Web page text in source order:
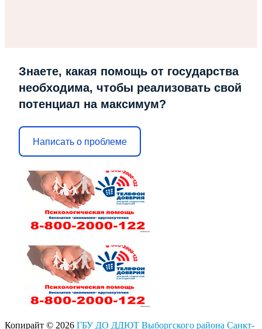
Знаете, какая помощь от государства
необходима, чтобы реализовать свой
потенциал на максимум?
Написать о проблеме
Копирайт © 2026 ГБУ ДО ДДЮТ Выборгского района Санкт-